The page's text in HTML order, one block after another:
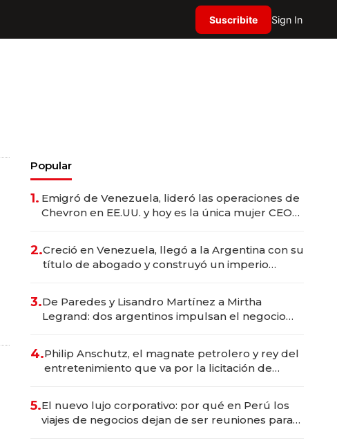
Suscribite Sign In
Popular
1. Emigró de Venezuela, lideró las operaciones de
Chevron en EE.UU. y hoy es la única mujer CEO
2.Creció en Venezuela, llegó a la Argentina con su
título de abogado y construyó un imperio
3.De Paredes y Lisandro Martínez a Mirtha
Legrand: dos argentinos impulsan el negocio
4.Philip Anschutz, el magnate petrolero y rey del
entretenimiento que va por la licitación de
5.El nuevo lujo corporativo: por qué en Perú los
viajes de negocios dejan de ser reuniones para